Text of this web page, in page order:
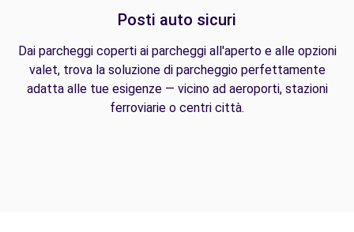
Posti auto sicuri
Dai parcheggi coperti ai parcheggi all'aperto e alle opzioni
valet, trova la soluzione di parcheggio perfettamente
adatta alle tue esigenze — vicino ad aeroporti, stazioni
ferroviarie o centri città.